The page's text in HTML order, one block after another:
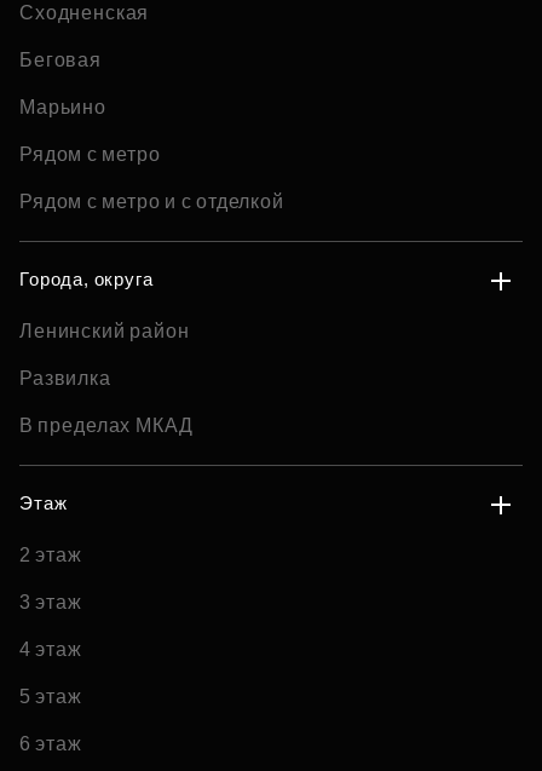
Сходненская
Беговая
Марьино
Рядом с метро
Рядом с метро и с отделкой
Города, округа
Ленинский район
Развилка
В пределах МКАД
Этаж
2 этаж
3 этаж
4 этаж
5 этаж
6 этаж